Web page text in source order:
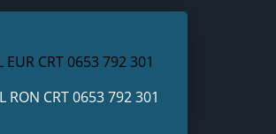
EUR CRT 0653 792 301
RON CRT 0653 792 301